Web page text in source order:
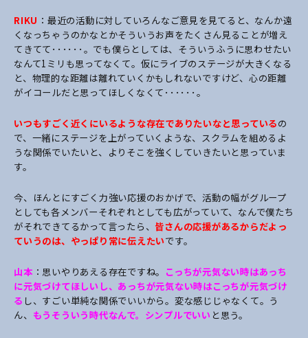
RIKU ：最近の活動に対していろんなご意見を見てると、なんか遠
くなっちゃうのかなとかそういうお声をたくさん見ることが増え
てきてて･･････。でも僕らとしては、そういうふうに思わせたい
なんて1ミリも思ってなくて。仮にライブのステージが大きくなる
と、物理的な距離は離れていくかもしれないですけど、心の距離
がイコールだと思ってほしくなくて･･････。
いつもすごく近くにいるような存在でありたいなと思っているの
で、一緒にステージを上がっていくような、スクラムを組めるよ
うな関係でいたいと、よりそこを強くしていきたいと思っていま
す。
今、ほんとにすごく力強い応援のおかげで、活動の幅がグループ
としても各メンバーそれぞれとしても広がっていて、なんで僕たち
がそれできてるかって言ったら、 皆さんの応援があるからだよっ
ていうのは、やっぱり常に伝えたいです。
山本：思いやりあえる存在ですね。 こっちが元気ない時はあっち
に元気づけてほしいし、あっちが元気ない時はこっちが元気づけ
る し、すごい単純な関係でいいから。変な感じじゃなくて。う
ん、 もうそういう時代なんで。シンプルでいい と思う。